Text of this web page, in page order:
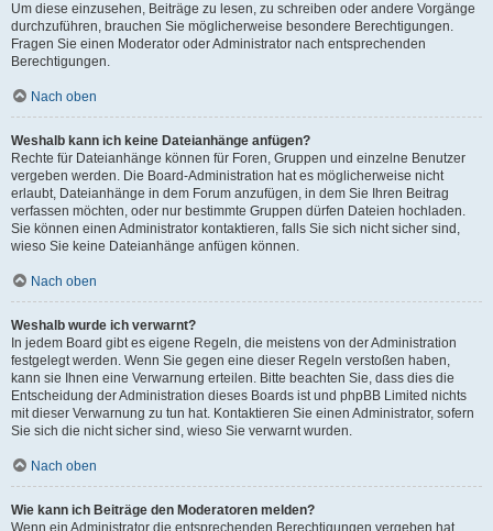
Um diese einzusehen, Beiträge zu lesen, zu schreiben oder andere Vorgänge
durchzuführen, brauchen Sie möglicherweise besondere Berechtigungen.
Fragen Sie einen Moderator oder Administrator nach entsprechenden
Berechtigungen.
Nach oben
Weshalb kann ich keine Dateianhänge anfügen?
Rechte für Dateianhänge können für Foren, Gruppen und einzelne Benutzer
vergeben werden. Die Board-Administration hat es möglicherweise nicht
erlaubt, Dateianhänge in dem Forum anzufügen, in dem Sie Ihren Beitrag
verfassen möchten, oder nur bestimmte Gruppen dürfen Dateien hochladen.
Sie können einen Administrator kontaktieren, falls Sie sich nicht sicher sind,
wieso Sie keine Dateianhänge anfügen können.
Nach oben
Weshalb wurde ich verwarnt?
In jedem Board gibt es eigene Regeln, die meistens von der Administration
festgelegt werden. Wenn Sie gegen eine dieser Regeln verstoßen haben,
kann sie Ihnen eine Verwarnung erteilen. Bitte beachten Sie, dass dies die
Entscheidung der Administration dieses Boards ist und phpBB Limited nichts
mit dieser Verwarnung zu tun hat. Kontaktieren Sie einen Administrator, sofern
Sie sich die nicht sicher sind, wieso Sie verwarnt wurden.
Nach oben
Wie kann ich Beiträge den Moderatoren melden?
Wenn ein Administrator die entsprechenden Berechtigungen vergeben hat,